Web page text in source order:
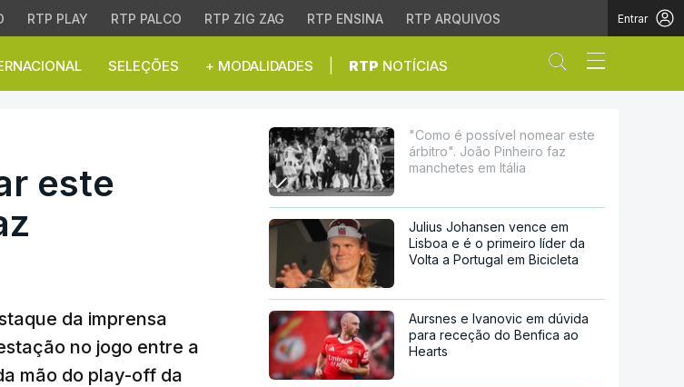
RTP PLAY RTP PALCO RTP ZIG ZAG RTP ENSINA RTP ARQUIVOS Entrar
SELEÇÕES + MODALIDADES RTP NOTÍCIAS Abrir campo
árbitro". João Pinheiro faz
este
da imprensa
no jogo entre a
mão do play-off da
"Como é possível nomear este
árbitro". João Pinheiro faz
manchetes em Itália
Julius Johansen vence em
Lisboa e é o primeiro líder da
Volta a Portugal em Bicicleta
Aursnes e Ivanovic em dúvida
para receção do Benfica ao
Hearts